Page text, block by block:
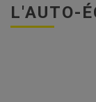
L'AUTO-